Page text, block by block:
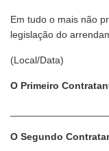
Em tudo o mais não
legislação do
(Local/Data)
O Primeiro
O Segundo